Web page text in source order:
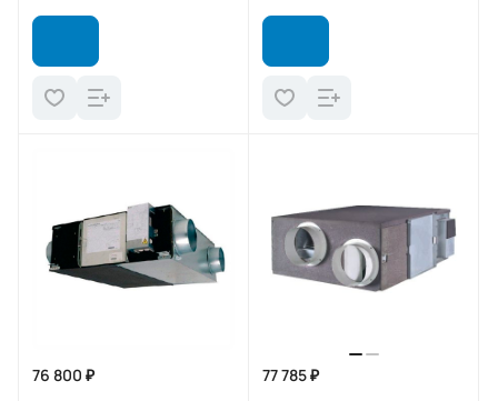
76 800 ₽ 77 785 ₽